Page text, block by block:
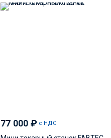
77 000₽ с НДС